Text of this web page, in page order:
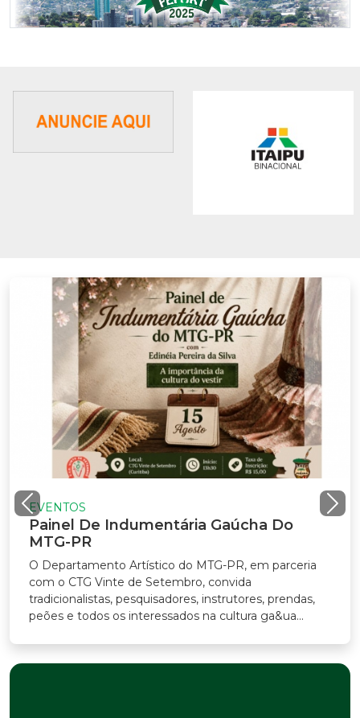
De Indumentária Gaúcha Do
PR
Artístico do MTG-PR, em parceria
o CTG Vinte de Setembro, convida
pesquisadores, instrutores, prendas,
e todos os interessados na cultura ga&ua...